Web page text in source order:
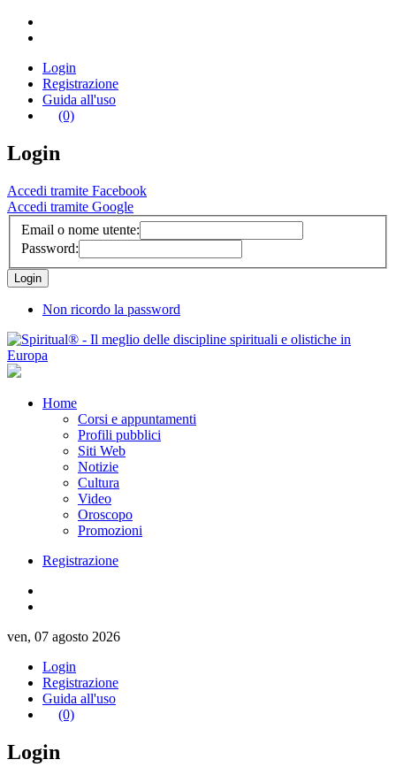
Login
Registrazione
Guida all'uso
(0)
Login
Accedi tramite Facebook
Accedi tramite Google
Email o nome utente:
Password:
Non ricordo la password
Home
Corsi e appuntamenti
Profili pubblici
Siti Web
Notizie
Cultura
Video
Oroscopo
Promozioni
Registrazione
ven, 07 agosto 2026
Login
Registrazione
Guida all'uso
(0)
Login